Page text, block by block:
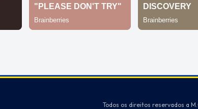
Todos os direitos reservados a